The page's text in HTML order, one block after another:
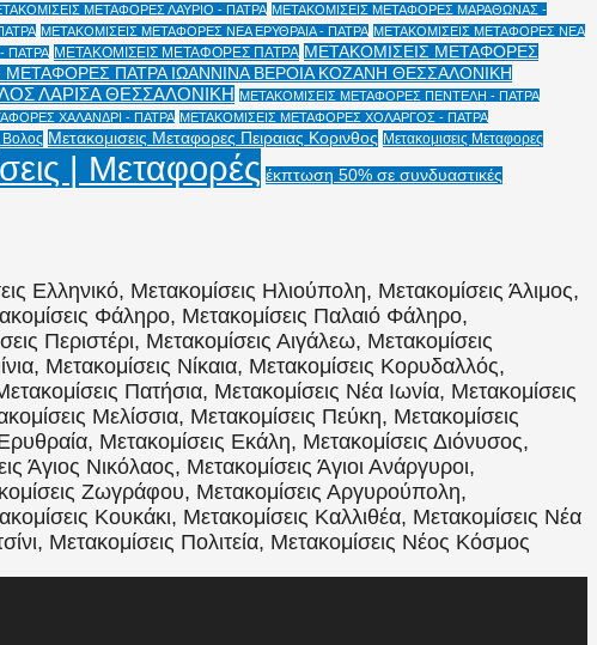
ΜΕΤΑΦΟΡΕΣ ΛΑΥΡΙΟ - ΠΑΤΡΑ ΜΕΤΑΚΟΜΙΣΕΙΣ ΜΕΤΑΦΟΡΕΣ ΜΑΡΑΘΩΝΑΣ -
ΜΕΤΑΚΟΜΙΣΕΙΣ ΜΕΤΑΦΟΡΕΣ ΝΕΑ ΕΡΥΘΡΑΙΑ - ΠΑΤΡΑ ΜΕΤΑΚΟΜΙΣΕΙΣ ΜΕΤΑΦΟΡΕΣ ΝΕΑ
ΠΑΤΡΑ ΜΕΤΑΚΟΜΙΣΕΙΣ ΜΕΤΑΦΟΡΕΣ ΠΑΤΡΑ ΜΕΤΑΚΟΜΙΣΕΙΣ ΜΕΤΑΦΟΡΕΣ
ΜΕΤΑΦΟΡΕΣ ΠΑΤΡΑ ΙΩΑΝΝΙΝΑ ΒΕΡΟΙΑ ΚΟΖΑΝΗ ΘΕΣΣΑΛΟΝΙΚΗ
ΛΑΡΙΣΑ ΘΕΣΣΑΛΟΝΙΚΗ ΜΕΤΑΚΟΜΙΣΕΙΣ ΜΕΤΑΦΟΡΕΣ ΠΕΝΤΕΛΗ - ΠΑΤΡΑ
ΧΑΛΑΝΔΡΙ - ΠΑΤΡΑ ΜΕΤΑΚΟΜΙΣΕΙΣ ΜΕΤΑΦΟΡΕΣ ΧΟΛΑΡΓΟΣ - ΠΑΤΡΑ
Βολος Μετακομισεις Μεταφορες Πειραιας Κορινθος Μετακομισεις Μεταφορες
| Μεταφορές έκπτωση 50% σε συνδυαστικές
Ελληνικό, Μετακομίσεις Ηλιούπολη, Μετακομίσεις Άλιμος,
Φάληρο, Μετακομίσεις Παλαιό Φάληρο,
Περιστέρι, Μετακομίσεις Αιγάλεω, Μετακομίσεις
Μετακομίσεις Νίκαια, Μετακομίσεις Κορυδαλλός,
Πατήσια, Μετακομίσεις Νέα Ιωνία, Μετακομίσεις
Μελίσσια, Μετακομίσεις Πεύκη, Μετακομίσεις
Μετακομίσεις Εκάλη, Μετακομίσεις Διόνυσος,
Άγιος Νικόλαος, Μετακομίσεις Άγιοι Ανάργυροι,
Ζωγράφου, Μετακομίσεις Αργυρούπολη,
Κουκάκι, Μετακομίσεις Καλλιθέα, Μετακομίσεις Νέα
Μετακομίσεις Πολιτεία, Μετακομίσεις Νέος Κόσμος